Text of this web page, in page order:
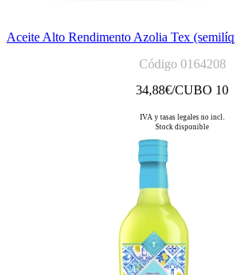
Aceite Alto Rendimento Azolia Tex
Código 0164208
34,88€/CUBO 10
IVA y tasas legales no incl.
Stock disponible